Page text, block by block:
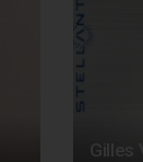
Gilles